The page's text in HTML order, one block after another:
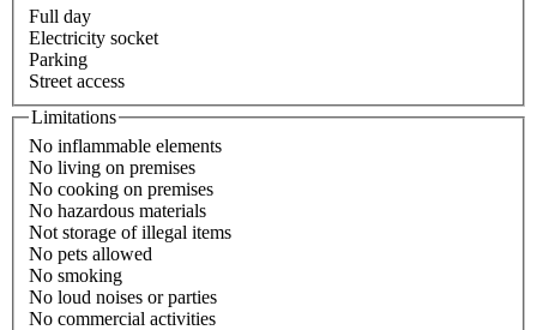
Full day
Electricity socket
Parking
Street access
Limitations
No inflammable elements
No living on premises
No cooking on premises
No hazardous materials
Not storage of illegal items
No pets allowed
No smoking
No loud noises or parties
No commercial activities